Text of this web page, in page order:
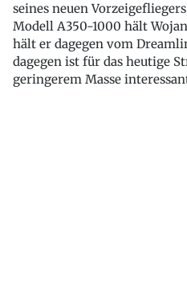
seines neuen
Modell A350-1000 hält
hält er dagegen vom
dagegen ist für das heutige
geringerem Masse